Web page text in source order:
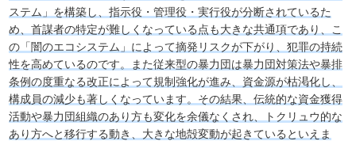
ステム」を構築し、指示役・管理役・実行役が分断されているた
め、首謀者の特定が難しくなっている点も大きな共通項であり、こ
の「闇のエコシステム」によって摘発リスクが下がり、犯罪の持続
性を高めているのです。また従来型の暴力団は暴力団対策法や暴排
条例の度重なる改正によって規制強化が進み、資金源が枯渇化し、
構成員の減少も著しくなっています。その結果、伝統的な資金獲得
活動や暴力団組織のあり方も変化を余儀なくされ、トクリュウ的な
あり方へと移行する動き、大きな地殻変動が起きているといえま